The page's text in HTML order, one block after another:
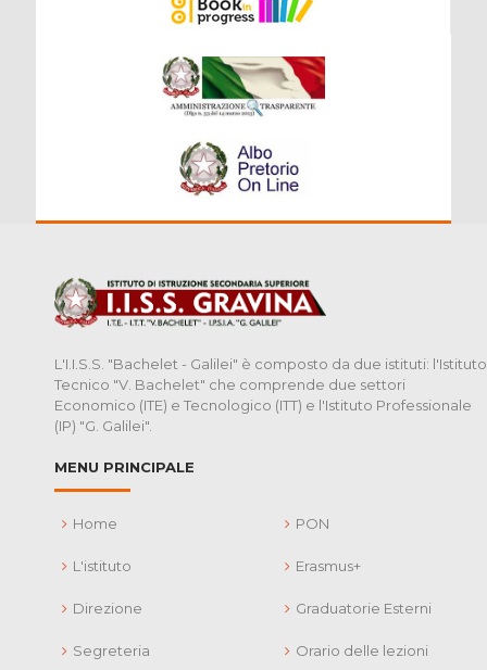
L'I.I.S.S. "Bachelet - Galilei" è composto da due istituti: l'Istituto
Tecnico "V. Bachelet" che comprende due settori
Economico (ITE) e Tecnologico (ITT) e l'Istituto Professionale
(IP) "G. Galilei".
MENU PRINCIPALE
Home
L'istituto
Direzione
Segreteria
PON
Erasmus+
Graduatorie Esterni
Orario delle lezioni